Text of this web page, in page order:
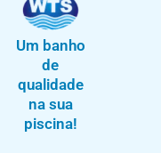
Um banho
de
qualidade
na sua
piscina!